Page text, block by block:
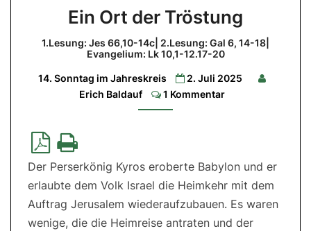
Ort
der
Tröstung
1.Lesung:
66,10-
Evangelium:
10,1-
20
Ein Ort der Tröstung
1.Lesung: Jes 66,10-14c| 2.Lesung: Gal 6, 14-18|
Evangelium: Lk 10,1-12.17-20
14. Sonntag im Jahreskreis
2. Juli 2025
Erich Baldauf
Comments
1 Kommentar
Der Perserkönig Kyros eroberte Babylon und er
erlaubte dem Volk Israel die Heimkehr mit dem
Auftrag Jerusalem wiederaufzubauen. Es waren
wenige, die die Heimreise antraten und der